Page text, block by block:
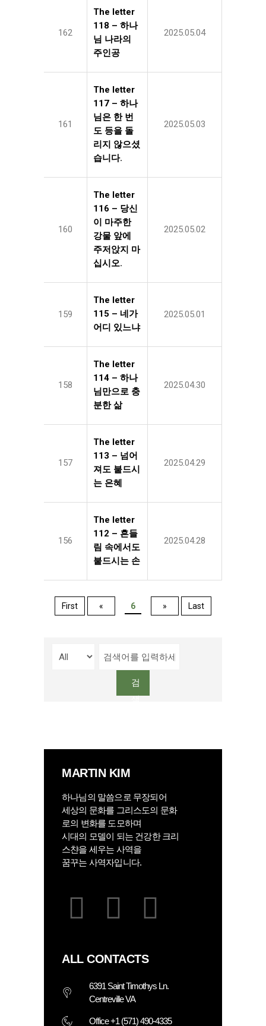
162
The letter
118 – 하나
님 나라의
주인공
2025.05.04
161
The letter
117 – 하나
님은 한 번
도 등을 돌
리지 않으셨
습니다.
2025.05.03
160
The letter
116 – 당신
이 마주한
강물 앞에
주저앉지 마
십시오.
2025.05.02
159
The letter
115 – 네가
어디 있느냐
2025.05.01
158
The letter
114 – 하나
님만으로 충
분한 삶
2025.04.30
157
The letter
113 – 넘어
져도 붙드시
는 은혜
2025.04.29
156
The letter
112 – 흔들
림 속에서도
붙드시는 손
2025.04.28
First « 6 » Last
검
색
MARTIN KIM
하나님의 말씀으로 무장되어
세상의 문화를 그리스도의 문화
로의 변화를 도모하며
시대의 모델이 되는 건강한 크리
스챤을 세우는 사역을
꿈꾸는 사역자입니다.
ALL CONTACTS
6391 Saint Timothys Ln.
Centreville VA
Office +1 (571) 490-4335